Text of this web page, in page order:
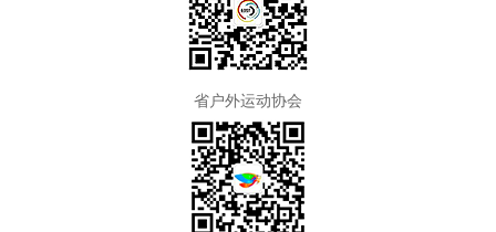
省户外运动协会